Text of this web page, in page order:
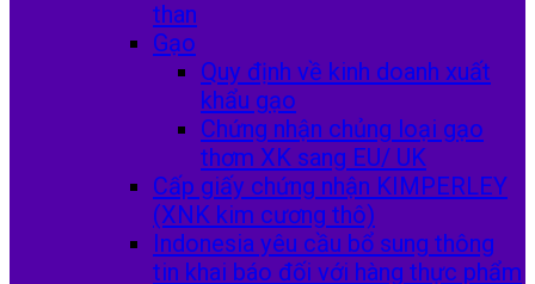
than
Gạo
Quy định về kinh doanh xuất
khẩu gạo
Chứng nhận chủng loại gạo
thơm XK sang EU/ UK
Cấp giấy chứng nhận KIMPERLEY
(XNK kim cương thô)
Indonesia yêu cầu bổ sung thông
tin khai báo đối với hàng thực phẩm